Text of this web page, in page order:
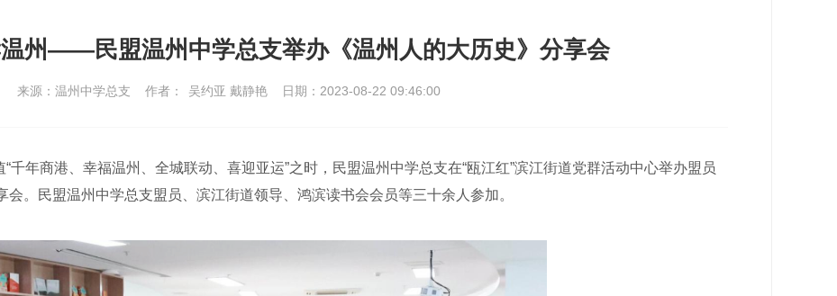
州——民盟温州中学总支举办《温州人的大历史》分享会
来源：温州中学总支 作者： 吴约亚 戴静艳 日期：2023-08-22 09:46:00
商港、幸福温州、全城联动、喜迎亚运”之时，民盟温州中学总支在“瓯江红”滨江街道党群活动中心举办盟员
。民盟温州中学总支盟员、滨江街道领导、鸿滨读书会会员等三十余人参加。